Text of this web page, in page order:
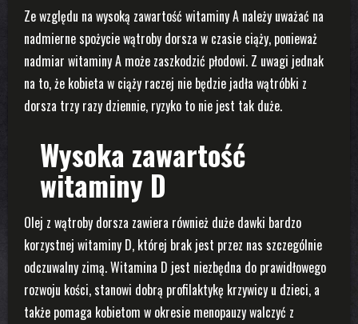
Ze względu na wysoką zawartość witaminy A należy uważać na
nadmierne spożycie wątroby dorsza w czasie ciąży, ponieważ
nadmiar witaminy A może zaszkodzić płodowi. Z uwagi jednak
na to, że kobieta w ciąży raczej nie będzie jadła wątróbki z
dorsza trzy razy dziennie, ryzyko to nie jest tak duże.
Wysoka zawartość
witaminy D
Olej z wątroby dorsza zawiera również duże dawki bardzo
korzystnej witaminy D, której brak jest przez nas szczególnie
odczuwalny zimą. Witamina D jest niezbędna do prawidłowego
rozwoju kości, stanowi dobrą profilaktykę krzywicy u dzieci, a
także pomaga kobietom w okresie menopauzy walczyć z